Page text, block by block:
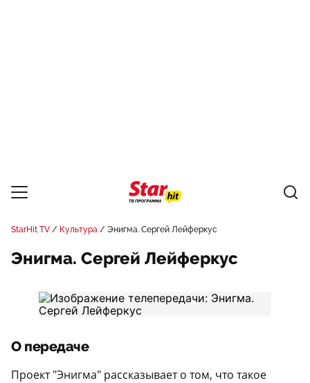
StarHit TV Культура Энигма. Сергей Лейферкус
Энигма. Сергей Лейферкус
О передаче
Проект "Энигма" рассказывает о том, что такое